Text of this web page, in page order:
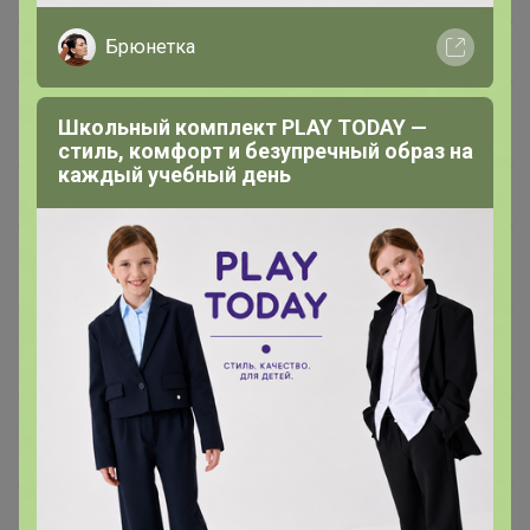
Порций в упаковке: 30
Бета-каротин (витамин A)
(40% 2)
Витамин D3
(холекальциферол)
8,3 мкг (333 МЕ)
(166% 1, 3)
Витамин Е (D-альфа-
токоферола сукцинат)
45 мг (450% 1, 3)
Витамин К (менахинон-7 К2 и
филлохинон К1)
27 мкг (22,5% 2)
Витамин В1 (тиамина 5 мг (357% 1, 3)
Брюнетка
Школьный комплект PLAY TODAY —
стиль, комфорт и безупречный образ на
каждый учебный день